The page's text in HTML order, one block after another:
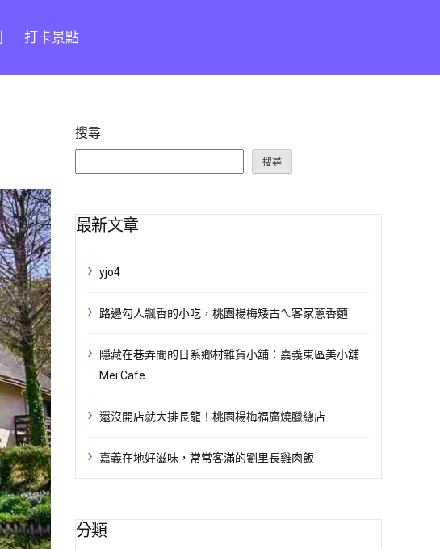
打卡景點
搜尋
搜尋
最新文章
yjo4
路邊勾人飄香的小吃，桃園楊梅矮古ㄟ客家蔥香麵
隱藏在巷弄間的日系鄉村雜貨小舖：嘉義東區美小舖
Mei Cafe
還沒開店就大排長龍！桃園楊梅福廣燒臘總店
嘉義在地好滋味，常常客滿的劉里長雞肉飯
分類